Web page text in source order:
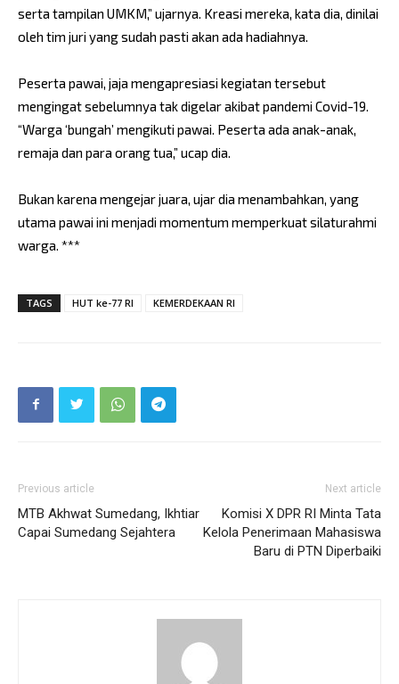
serta tampilan UMKM,” ujarnya. Kreasi mereka, kata dia, dinilai
oleh tim juri yang sudah pasti akan ada hadiahnya.
Peserta pawai, jaja mengapresiasi kegiatan tersebut
mengingat sebelumnya tak digelar akibat pandemi Covid-19.
“Warga ‘bungah’ mengikuti pawai. Peserta ada anak-anak,
remaja dan para orang tua,” ucap dia.
Bukan karena mengejar juara, ujar dia menambahkan, yang
utama pawai ini menjadi momentum memperkuat silaturahmi
warga. ***
TAGS HUT ke-77 RI KEMERDEKAAN RI
Previous article
MTB Akhwat Sumedang, Ikhtiar
Capai Sumedang Sejahtera
Next article
Komisi X DPR RI Minta Tata
Kelola Penerimaan Mahasiswa
Baru di PTN Diperbaiki